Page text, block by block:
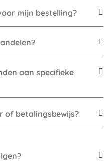
mijn bestelling?
aan specifieke
of betalingsbewijs?